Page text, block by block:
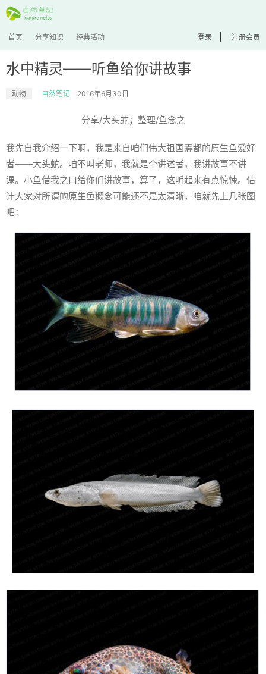
首页 分享知识 经典活动 登录 注册会员
水中精灵——听鱼给你讲故事
动物 自然笔记 2016年6月30日
分享/大头蛇；整理/鱼念之
我先自我介绍一下啊，我是来自咱们伟大祖国霾都的原生鱼爱好
者——大头蛇。咱不叫老师，我就是个讲述者，我讲故事不讲
课。小鱼借我之口给你们讲故事，算了，这听起来有点惊悚。估
计大家对所谓的原生鱼概念可能还不是太清晰，咱就先上几张图
吧：